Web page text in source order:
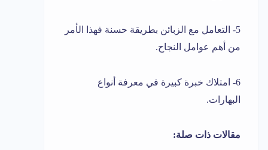
5- التعامل مع الزبائن بطريقة حسنة فهذا الأمر
من أهم عوامل النجاح.
6- امتلاك خبرة كبيرة في معرفة أنواع
البهارات.
مقالات ذات صلة: